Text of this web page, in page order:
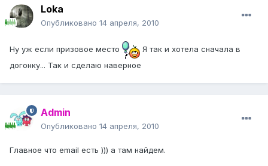
Loka
Опубликовано 14 апреля, 2010
Ну уж если призовое место
Я так и хотела сначала в
догонку... Так и сделаю наверное
Admin
Опубликовано 14 апреля, 2010
Главное что email есть ))) а там найдем.